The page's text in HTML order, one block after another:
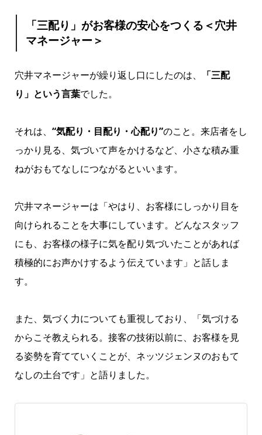
「三配り」がお客様の安心をつくる＜穴井
マネージャー＞
穴井マネージャーが繰り返し口にしたのは、
「三配
り」という言葉でした。
それは、 “気配り・目配り・心配り”のこと。来店者をし
っかり見る、気づいて声をかけるなど、小さな積み重
ねがおもてなしにつながるといいます。
穴井マネージャーは「やはり、お客様にしっかり目を
向けられることを大事にしています。どんなスタッフ
にも、お客様の様子に気を配り気づいたことがあれば
積極的にお声かけするよう伝えています」と話しま
す。
また、気づく力についても重視しており、「気づける
からこそ教えられる。接客の技術以前に、お客様を見
る姿勢を育てていくことが、ネッツジェンヌのおもて
なしの土台です」と語りました。